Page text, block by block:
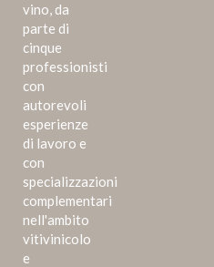
vino, da
parte di
cinque
professionisti
con
autorevoli
esperienze
di lavoro e
con
specializzazioni
complementari
nell'ambito
vitivinicolo
e